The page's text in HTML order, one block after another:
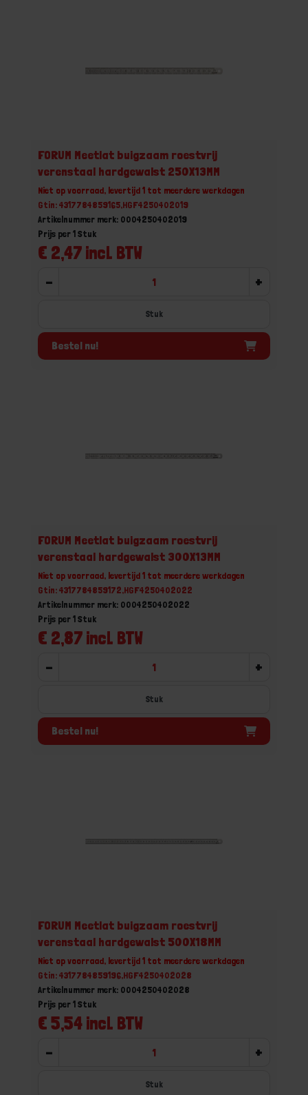
FORUM Meetlat buigzaam roestvrij
verenstaal hardgewalst 250X13MM
Niet op voorraad, levertijd 1 tot meerdere werkdagen
Gtin: 4317784859165,HGF4250402019
Artikelnummer merk: 0004250402019
€ 2,47 incl. BTW
Prijs per 1 Stuk
- +
Stuk
Bestel nu!
FORUM Meetlat buigzaam roestvrij
verenstaal hardgewalst 300X13MM
Niet op voorraad, levertijd 1 tot meerdere werkdagen
Gtin: 4317784859172,HGF4250402022
Artikelnummer merk: 0004250402022
€ 2,87 incl. BTW
Prijs per 1 Stuk
- +
Stuk
Bestel nu!
FORUM Meetlat buigzaam roestvrij
verenstaal hardgewalst 500X18MM
Niet op voorraad, levertijd 1 tot meerdere werkdagen
Gtin: 4317784859196,HGF4250402028
Artikelnummer merk: 0004250402028
€ 5,54 incl. BTW
Prijs per 1 Stuk
- +
Stuk